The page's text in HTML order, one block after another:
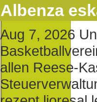
Albenza
Aug 7, 2026
allen Reese-